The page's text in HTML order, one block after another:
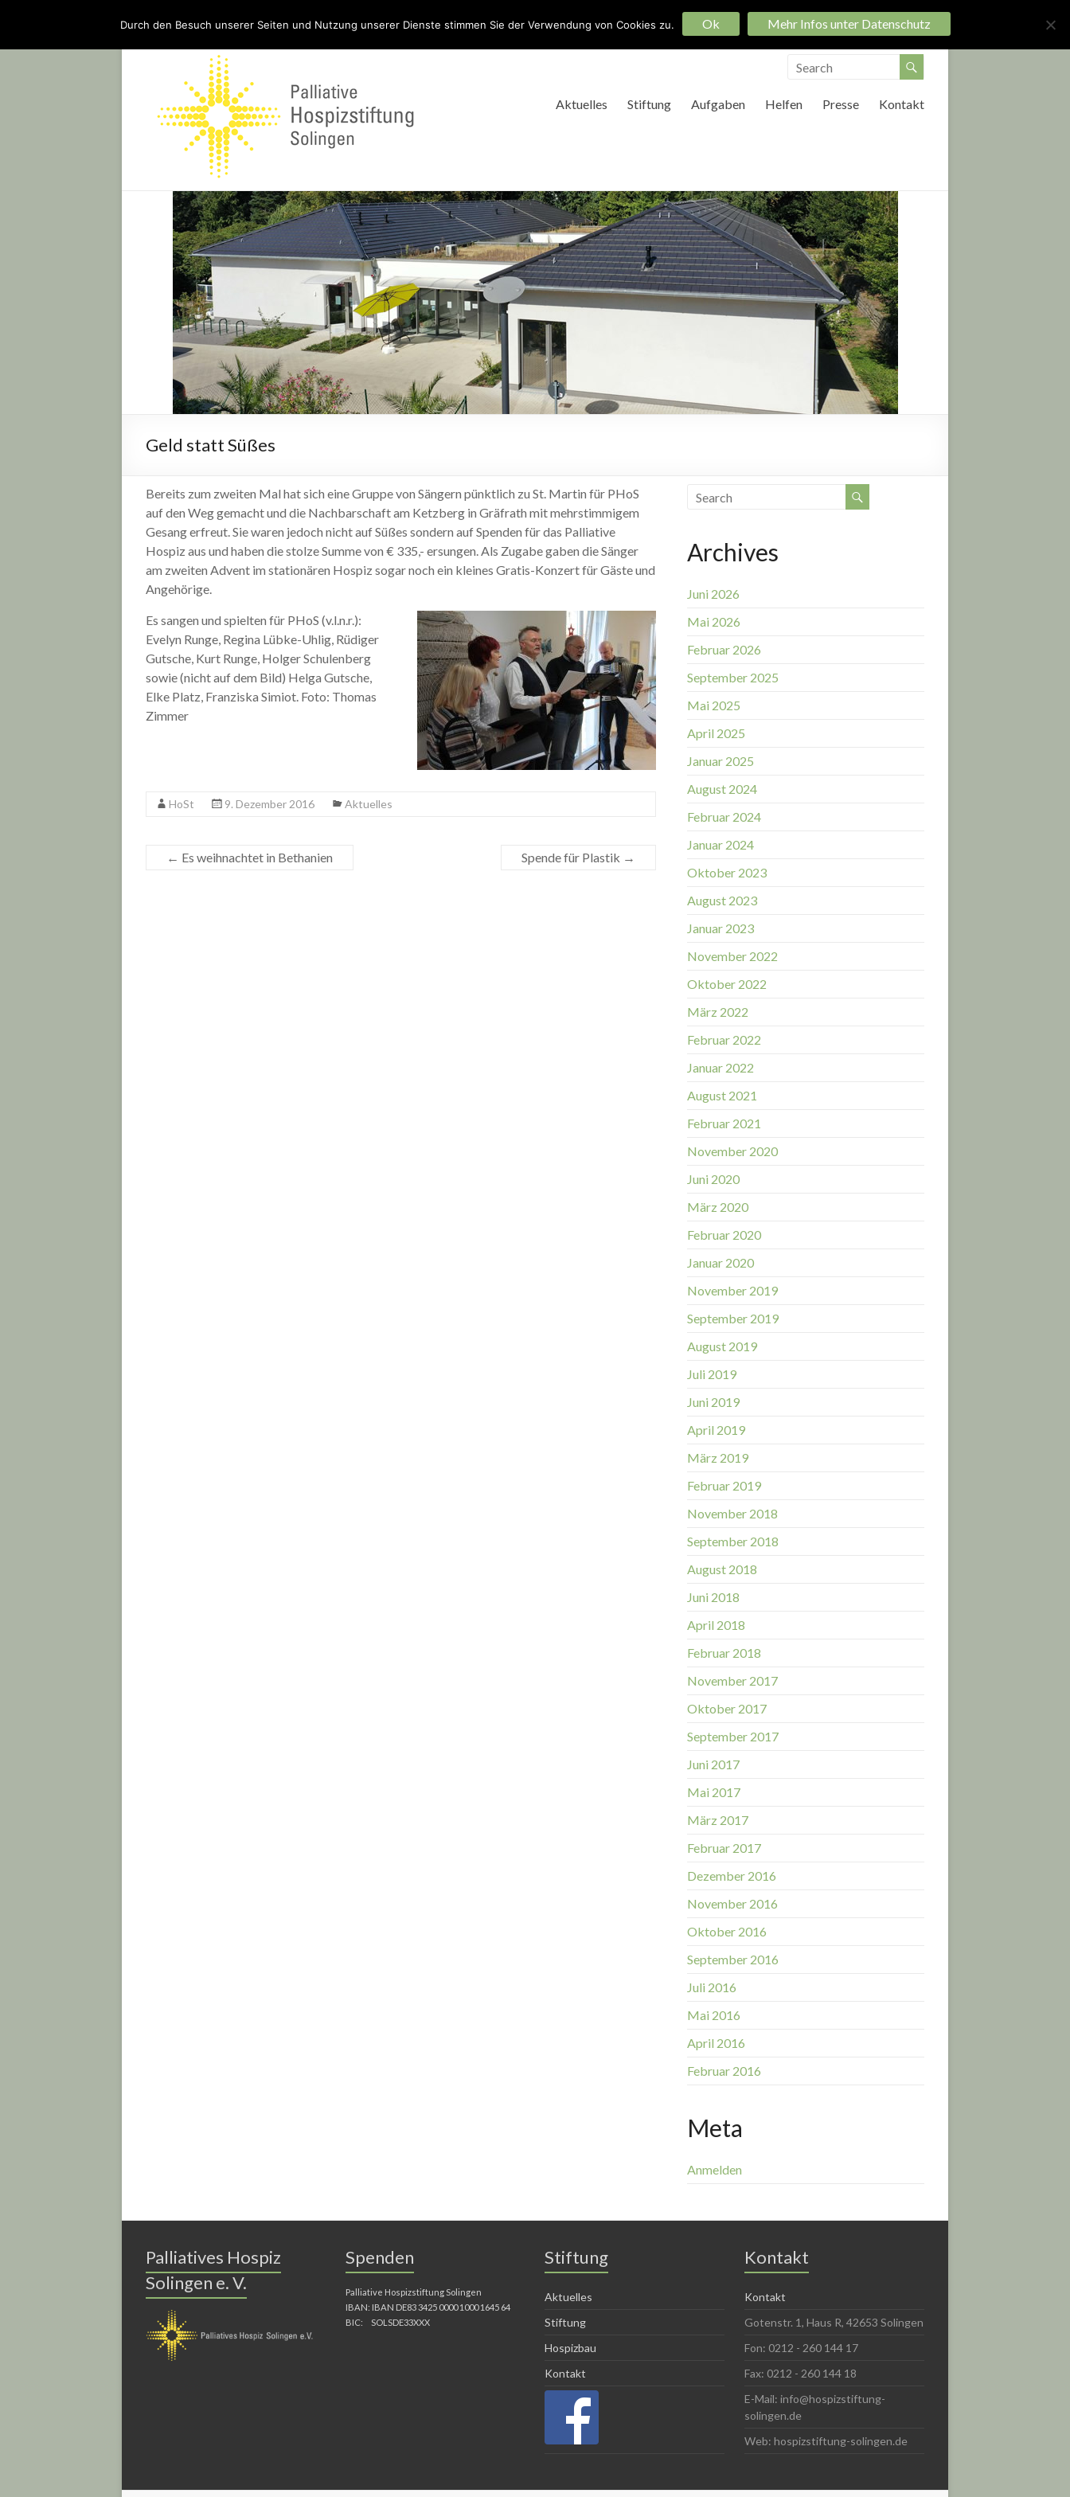
Ein Hospiz für Solingen – bauen Sie mit! Startseite Impressum Datenschutz
Aktuelles Stiftung Aufgaben Helfen Presse Kontakt
Geld statt Süßes
Bereits zum zweiten Mal hat sich eine Gruppe von Sängern pünktlich zu St. Martin für PHoS
auf den Weg gemacht und die Nachbarschaft am Ketzberg in Gräfrath mit mehrstimmigem
Gesang erfreut. Sie waren jedoch nicht auf Süßes sondern auf Spenden für das Palliative
Hospiz aus und haben die stolze Summe von € 335,- ersungen. Als Zugabe gaben die Sänger
am zweiten Advent im stationären Hospiz sogar noch ein kleines Gratis-Konzert für Gäste und
Angehörige.
Es sangen und spielten für PHoS (v.l.n.r.):
Evelyn Runge, Regina Lübke-Uhlig, Rüdiger
Gutsche, Kurt Runge, Holger Schulenberg
sowie (nicht auf dem Bild) Helga Gutsche,
Elke Platz, Franziska Simiot. Foto: Thomas
Zimmer
HoSt 9. Dezember 2016 Aktuelles
← Es weihnachtet in Bethanien Spende für Plastik →
Archives
Juni 2026
Mai 2026
Februar 2026
September 2025
Mai 2025
April 2025
Januar 2025
August 2024
Februar 2024
Januar 2024
Oktober 2023
August 2023
Januar 2023
November 2022
Oktober 2022
März 2022
Februar 2022
Januar 2022
August 2021
Februar 2021
November 2020
Juni 2020
März 2020
Februar 2020
Januar 2020
November 2019
September 2019
August 2019
Juli 2019
Juni 2019
April 2019
März 2019
Februar 2019
November 2018
September 2018
August 2018
Juni 2018
April 2018
Februar 2018
November 2017
Oktober 2017
September 2017
Juni 2017
Mai 2017
März 2017
Februar 2017
Dezember 2016
November 2016
Oktober 2016
September 2016
Juli 2016
Mai 2016
April 2016
Februar 2016
Meta
Anmelden
Palliatives Hospiz
Solingen e. V.
Spenden
Palliative Hospizstiftung Solingen
IBAN: IBAN DE83 3425 0000 1000 1645 64
BIC: SOLSDE33XXX
Stiftung
Aktuelles
Stiftung
Hospizbau
Kontakt
Kontakt
Kontakt
Gotenstr. 1, Haus R, 42653 Solingen
Fon: 0212 - 260 144 17
Fax: 0212 - 260 144 18
E-Mail: info@hospizstiftung-
solingen.de
Web: hospizstiftung-solingen.de
Durch den Besuch unserer Seiten und Nutzung unserer Dienste stimmen Sie der Verwendung von Cookies zu. Ok Mehr Infos unter Datenschutz